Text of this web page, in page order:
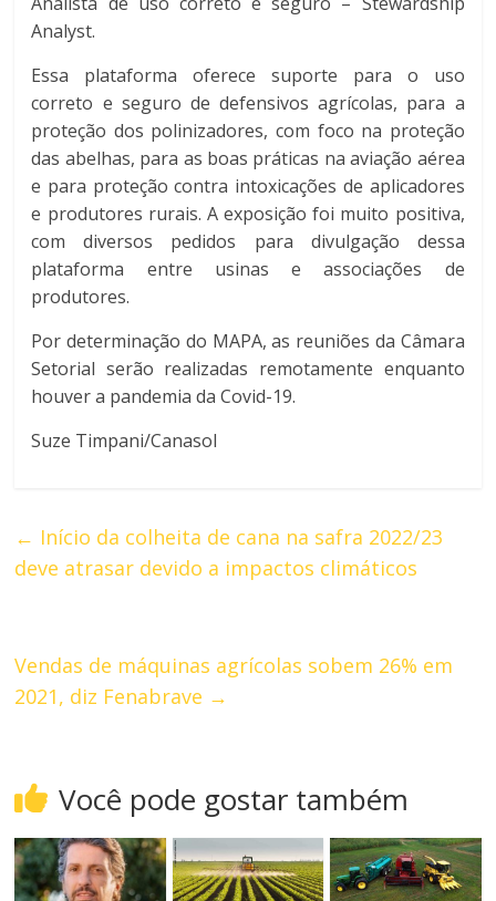
Analyst.
Essa plataforma oferece suporte para o uso
correto e seguro de defensivos agrícolas, para a
proteção dos polinizadores, com foco na proteção
das abelhas, para as boas práticas na aviação aérea
e para proteção contra intoxicações de aplicadores
e produtores rurais. A exposição foi muito positiva,
com diversos pedidos para divulgação dessa
plataforma entre usinas e associações de
produtores.
Por determinação do MAPA, as reuniões da Câmara
Setorial serão realizadas remotamente enquanto
houver a pandemia da Covid-19.
Suze Timpani/Canasol
← Início da colheita de cana na safra 2022/23
deve atrasar devido a impactos climáticos
Vendas de máquinas agrícolas sobem 26% em
2021, diz Fenabrave →
Você pode gostar também